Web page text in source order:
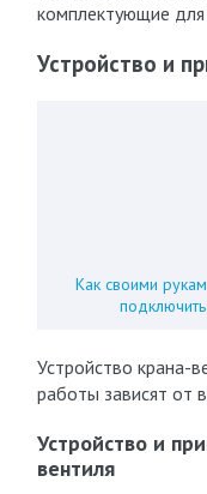
комплектующие для
Устройство и
Как своими
Устройство крана-
работы зависят от
Устройство и
вентиля